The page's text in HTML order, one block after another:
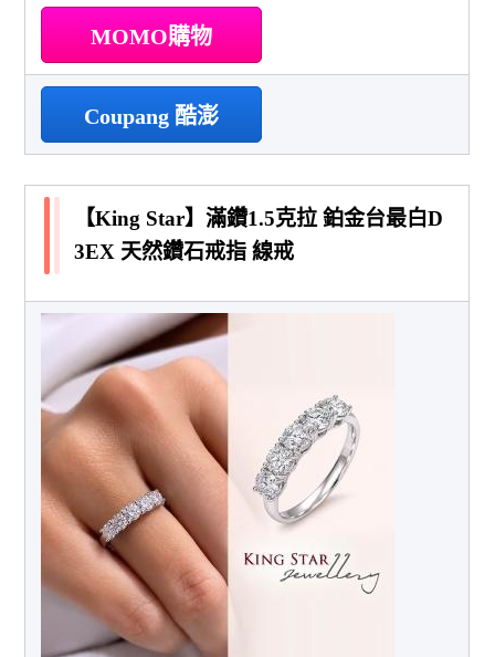
MOMO購物
Coupang 酷澎
【King Star】滿鑽1.5克拉 鉑金台最白D
3EX 天然鑽石戒指 線戒